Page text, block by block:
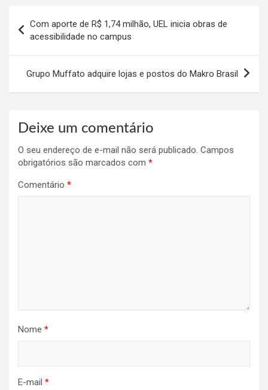
de
Post
Com aporte de R$ 1,74 milhão, UEL inicia obras de
acessibilidade no campus
Grupo Muffato adquire lojas e postos do Makro Brasil
Deixe um comentário
O seu endereço de e-mail não será publicado. Campos
obrigatórios são marcados com *
Comentário *
Nome *
E-mail *